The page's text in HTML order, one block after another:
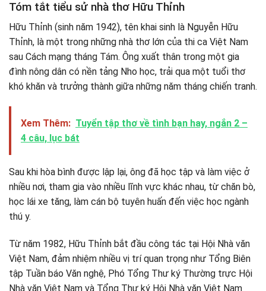
Tóm tắt tiểu sử nhà thơ Hữu Thỉnh
Hữu Thỉnh (sinh năm 1942), tên khai sinh là Nguyễn Hữu
Thỉnh, là một trong những nhà thơ lớn của thi ca Việt Nam
sau Cách mạng tháng Tám. Ông xuất thân trong một gia
đình nông dân có nền tảng Nho học, trải qua một tuổi thơ
khó khăn và trưởng thành giữa những năm tháng chiến tranh.
Xem Thêm: Tuyển tập thơ về tình bạn hay, ngắn 2 –
4 câu, lục bát
Sau khi hòa bình được lập lại, ông đã học tập và làm việc ở
nhiều nơi, tham gia vào nhiều lĩnh vực khác nhau, từ chăn bò,
học lái xe tăng, làm cán bộ tuyên huấn đến việc học ngành
thú y.
Từ năm 1982, Hữu Thỉnh bắt đầu công tác tại Hội Nhà văn
Việt Nam, đảm nhiệm nhiều vị trí quan trọng như Tổng Biên
tập Tuần báo Văn nghệ, Phó Tổng Thư ký Thường trực Hội
Nhà văn Việt Nam và Tổng Thư ký Hội Nhà văn Việt Nam